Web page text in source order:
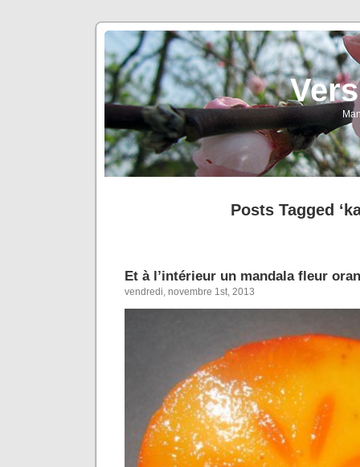
Posts Tagged
Et à l’intérieur un mandala fleur
vendredi, novembre 1st, 2013